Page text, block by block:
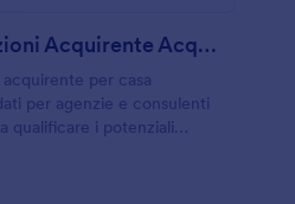
Modulo Informazioni Acquirente Acquirenti Di Case
per casa
per agenzie e consulenti
qualificare i potenziali